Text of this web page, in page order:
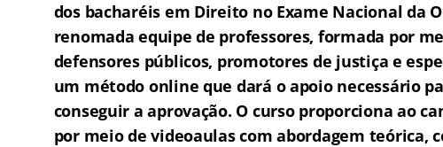
dos bacharéis em Direito no Exame Nacional da
renomada equipe de professores, formada por
defensores públicos, promotores de justiça e
um método online que dará o apoio necessário
conseguir a aprovação. O curso proporciona ao
por meio de videoaulas com abordagem teórica,